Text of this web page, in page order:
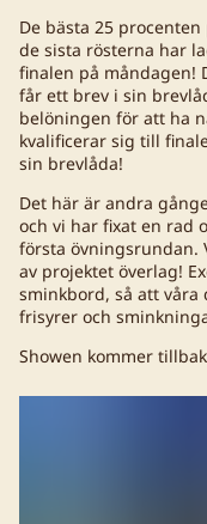
De bästa 25
de sista rösterna har
finalen på måndagen!
får ett brev i sin
belöningen för att ha
kvalificerar sig till
sin brevlåda!
Det här är andra
och vi har fixat en rad
första övningsrundan.
av projektet överlag!
sminkbord, så att våra
frisyrer och
Showen kommer